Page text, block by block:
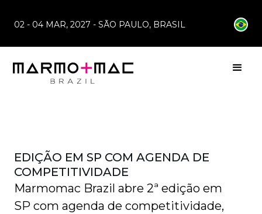
02 - 04 MAR, 2027 - SÃO PAULO, BRASIL
EDIÇÃO EM SP COM AGENDA DE
COMPETITIVIDADE
Marmomac Brazil abre 2ª edição em
SP com agenda de competitividade,